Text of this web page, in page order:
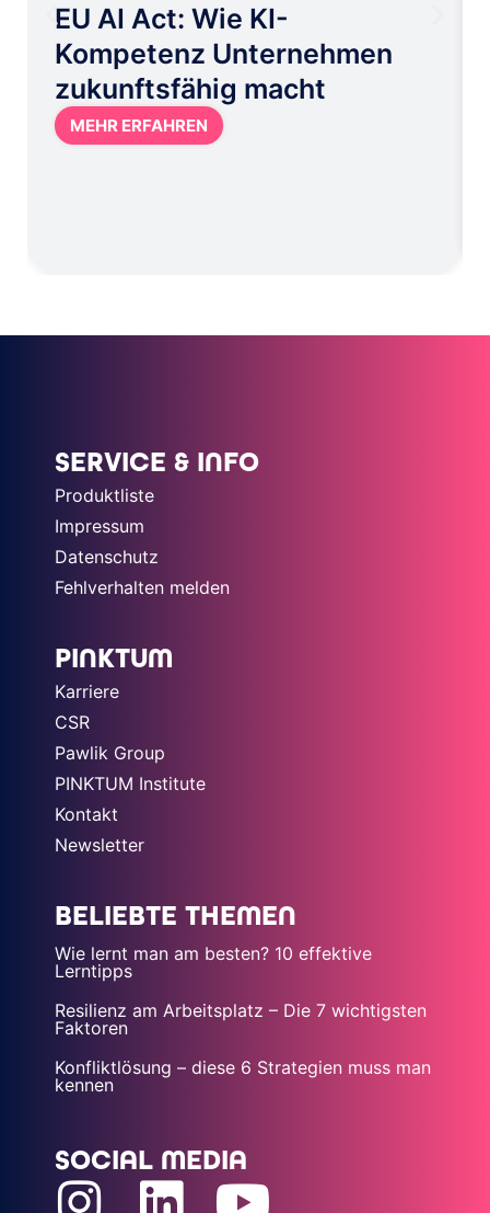
EU AI Act: Wie KI-
Kompetenz Unternehmen
zukunftsfähig macht
MEHR ERFAHREN
SERVICE & INFO
Produktliste
Impressum
Datenschutz
Fehlverhalten melden
PINKTUM
Karriere
CSR
Pawlik Group
PINKTUM Institute
Kontakt
Newsletter
BELIEBTE THEMEN
Wie lernt man am besten? 10 effektive
Lerntipps
Resilienz am Arbeitsplatz – Die 7 wichtigsten
Faktoren
Konfliktlösung – diese 6 Strategien muss man
kennen
SOCIAL MEDIA